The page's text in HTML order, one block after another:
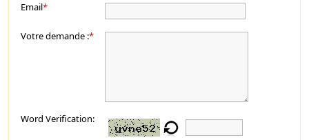
Email*
Votre demande :*
Word Verification: